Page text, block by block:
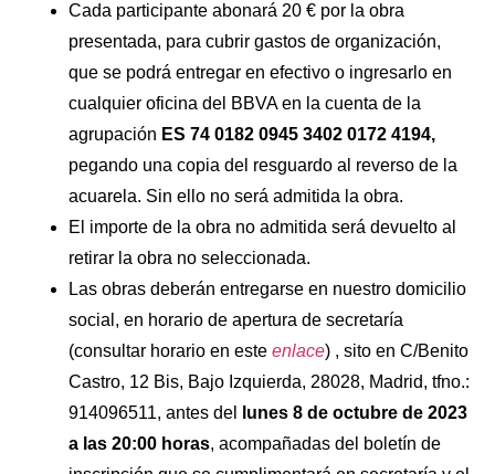
Cada participante abonará 20 € por la obra
presentada, para cubrir gastos de organización,
que se podrá entregar en efectivo o ingresarlo en
cualquier oficina del BBVA en la cuenta de la
agrupación ES 74 0182 0945 3402 0172 4194,
pegando una copia del resguardo al reverso de la
acuarela. Sin ello no será admitida la obra.
El importe de la obra no admitida será devuelto al
retirar la obra no seleccionada.
Las obras deberán entregarse en nuestro domicilio
social, en horario de apertura de secretaría
(consultar horario en esteenlace) , sito en C/Benito
Castro, 12 Bis, Bajo Izquierda, 28028, Madrid, tfno.:
914096511, antes del
lunes 8 de octubre de 2023
a las 20:00 horas, acompañadas del boletín de